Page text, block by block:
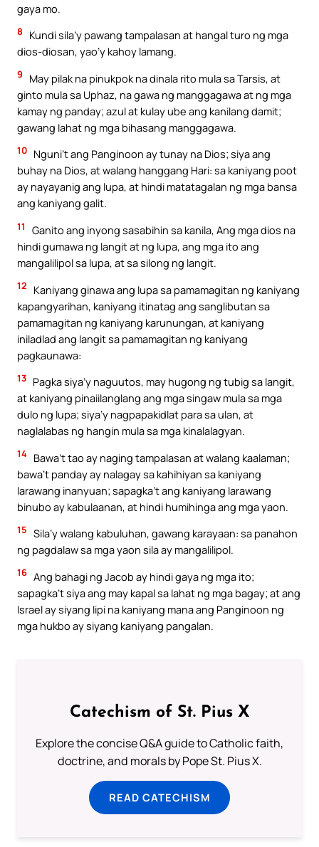
gaya mo.
8
Kundi sila’y pawang tampalasan at hangal turo ng mga
dios-diosan, yao’y kahoy lamang.
9
May pilak na pinukpok na dinala rito mula sa Tarsis, at
ginto mula sa Uphaz, na gawa ng manggagawa at ng mga
kamay ng panday; azul at kulay ube ang kanilang damit;
gawang lahat ng mga bihasang manggagawa.
10 Nguni’t ang Panginoon ay tunay na Dios; siya ang
buhay na Dios, at walang hanggang Hari: sa kaniyang poot
ay nayayanig ang lupa, at hindi matatagalan ng mga bansa
ang kaniyang galit.
11
Ganito ang inyong sasabihin sa kanila, Ang mga dios na
hindi gumawa ng langit at ng lupa, ang mga ito ang
mangalilipol sa lupa, at sa silong ng langit.
12
Kaniyang ginawa ang lupa sa pamamagitan ng kaniyang
kapangyarihan, kaniyang itinatag ang sanglibutan sa
pamamagitan ng kaniyang karunungan, at kaniyang
iniladlad ang langit sa pamamagitan ng kaniyang
pagkaunawa:
13 Pagka siya’y naguutos, may hugong ng tubig sa langit,
at kaniyang pinaiilanglang ang mga singaw mula sa mga
dulo ng lupa; siya’y nagpapakidlat para sa ulan, at
naglalabas ng hangin mula sa mga kinalalagyan.
14 Bawa’t tao ay naging tampalasan at walang kaalaman;
bawa’t panday ay nalagay sa kahihiyan sa kaniyang
larawang inanyuan; sapagka’t ang kaniyang larawang
binubo ay kabulaanan, at hindi humihinga ang mga yaon.
15 Sila’y walang kabuluhan, gawang karayaan: sa panahon
ng pagdalaw sa mga yaon sila ay mangalilipol.
16 Ang bahagi ng Jacob ay hindi gaya ng mga ito;
sapagka’t siya ang may kapal sa lahat ng mga bagay; at ang
Israel ay siyang lipi na kaniyang mana ang Panginoon ng
mga hukbo ay siyang kaniyang pangalan.
Catechism of St. Pius X
Explore the concise Q&A guide to Catholic faith,
doctrine, and morals by Pope St. Pius X.
READ CATECHISM